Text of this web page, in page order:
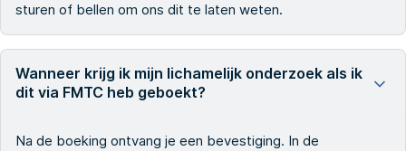
sturen of bellen om ons dit te laten weten.
Wanneer krijg ik mijn lichamelijk onderzoek als ik
dit via FMTC heb geboekt?
Na de boeking ontvang je een bevestiging. In de